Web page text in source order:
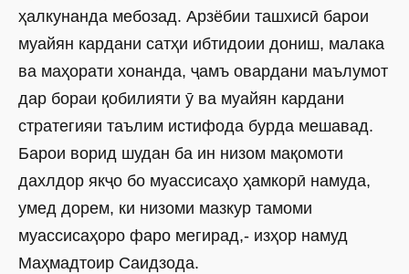
ҳалкунанда мебозад. Арзёбии ташхисӣ барои
муайян кардани сатҳи ибтидоии дониш, малака
ва маҳорати хонанда, ҷамъ овардани маълумот
дар бораи қобилияти ӯ ва муайян кардани
стратегияи таълим истифода бурда мешавад.
Барои ворид шудан ба ин низом мақомоти
дахлдор якҷо бо муассисаҳо ҳамкорӣ намуда,
умед дорем, ки низоми мазкур тамоми
муассисаҳоро фаро мегирад,- изҳор намуд
Маҳмадтоир Саидзода.